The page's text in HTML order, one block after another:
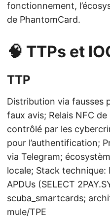
fonctionnement,
de PhantomCard.
🧠 TTPs et
TTP
Distribution via fausses
faux avis; Relais NFC
contrôlé par les
pour l’authentification;
via Telegram;
locale; Stack technique:
APDUs (SELECT
scuba_smartcards;
mule/TPE